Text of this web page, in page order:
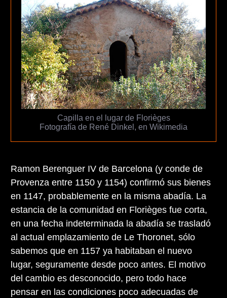
Capilla en el lugar de Florièges
Fotografía de René Dinkel, en Wikimedia
Ramon Berenguer IV de Barcelona (y conde de
Provenza entre 1150 y 1154) confirmó sus bienes
en 1147, probablemente en la misma abadía. La
estancia de la comunidad en Florièges fue corta,
en una fecha indeterminada la abadía se trasladó
al actual emplazamiento de Le Thoronet, sólo
sabemos que en 1157 ya habitaban el nuevo
lugar, seguramente desde poco antes. El motivo
del cambio es desconocido, pero todo hace
pensar en las condiciones poco adecuadas de